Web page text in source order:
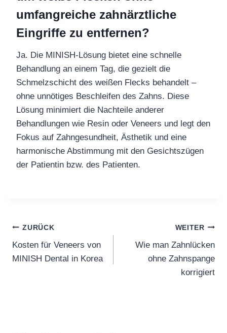
umfangreiche zahnärztliche
Eingriffe zu entfernen?
Ja. Die MINISH-Lösung bietet eine schnelle
Behandlung an einem Tag, die gezielt die
Schmelzschicht des weißen Flecks behandelt –
ohne unnötiges Beschleifen des Zahns. Diese
Lösung minimiert die Nachteile anderer
Behandlungen wie Resin oder Veneers und legt den
Fokus auf Zahngesundheit, Ästhetik und eine
harmonische Abstimmung mit den Gesichtszügen
der Patientin bzw. des Patienten.
Beitragsnavigation
ZURÜCK
Kosten für Veneers von
MINISH Dental in Korea
WEITER
Wie man Zahnlücken
ohne Zahnspange
korrigiert